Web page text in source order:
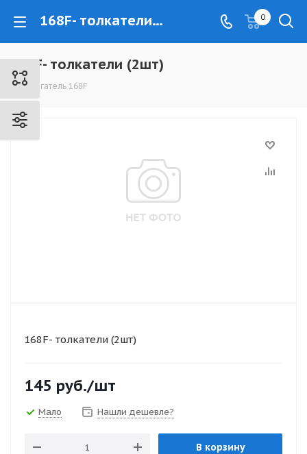
168F- толкатели (2шт) - www.kovrovec.ru 0
168F- толкатели (2шт)
Двигатель 168F
168F- толкатели (2шт)
145 руб./шт
Мало Нашли дешевле?
В корзину